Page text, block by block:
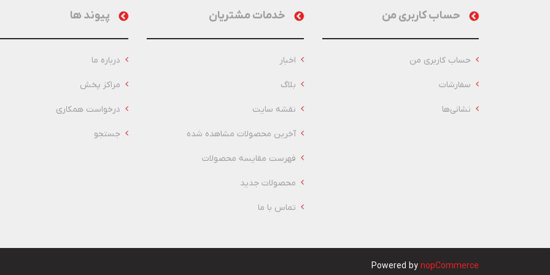
حساب کاربری من
حساب کاربری من
سفارشات
نشانی‌ها
خدمات مشتریان
اخبار
بلاگ
نقشه سایت
آخرین محصولات مشاهده شده
فهرست مقایسه محصولات
محصولات جدید
تماس با ما
پیوند ها
درباره ما
مراکز پخش
درخواست همکاری
جستجو
Powered bynopCommerce